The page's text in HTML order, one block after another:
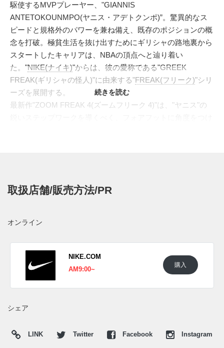
駆使するMVPプレーヤー、"GIANNIS
ANTETOKOUNMPO(ヤニス・アデトクンポ)”。驚異的なス
ピードと規格外のパワーを兼ね備え、既存のポジションの概
念を打破。極貧生活を抜け出すためにギリシャの路地裏から
スタートしたキャリアは、NBAの頂点へと辿り着い
た。"NIKE(ナイキ)"からは、彼の愛称である"GREEK
FREAK(ギリシャの怪人)"に由来する"FREAK(フリーク)"シリ
ーズを展開する。
最新作"ZOOM FREAK 4(ズームフリーク 4)"は、"ヤニス"の
FREAK 1"のPEカラーでも採用され
海外日本国内では2023年に発売予定。価格は14,850円 (税
込)。また新たな情報が入り次第、スニーカーウォーズの
TwitterやFacebookなどで報告したい。
続きを読む
取扱店舗/販売方法/PR
オンライン
NIKE.COM
AM9:00~
購入
シェア
LINK Twitter Facebook Instagram